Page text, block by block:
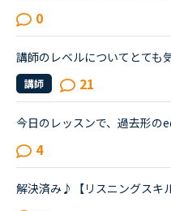
0
講師 21
4